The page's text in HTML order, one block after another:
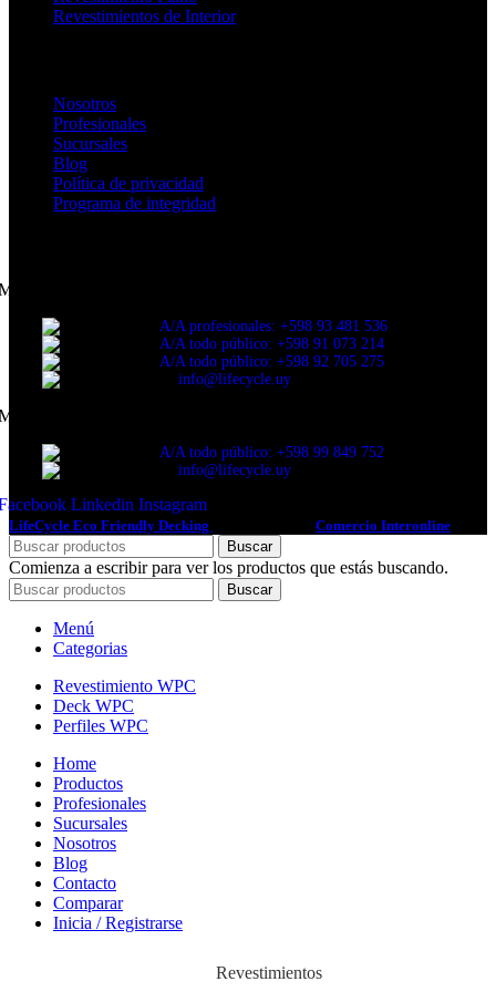
Revestimientos de Interior
Nosotros
Profesionales
Sucursales
Blog
Política de privacidad
Programa de integridad
A/A profesionales: +598 93 481 536
A/A todo público: +598 91 073 214
A/A todo público: +598 92 705 275
info@lifecycle.uy
A/A todo público: +598 99 849 752
info@lifecycle.uy
Linkedin Instagram
LifeCycle Eco Friendly Decking
Comercio Interonline
Buscar
Comienza a escribir para ver los productos que estás buscando.
Buscar
Menú
Categorias
Revestimiento WPC
Deck WPC
Perfiles WPC
Home
Productos
Profesionales
Sucursales
Nosotros
Blog
Contacto
Comparar
Inicia / Registrarse
Revestimientos